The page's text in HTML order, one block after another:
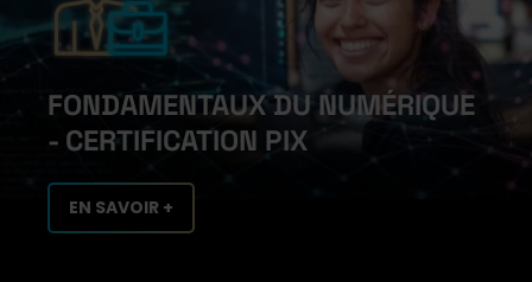
FONDAMENTAUX DU NUMÉRIQUE
- CERTIFICATION PIX
EN SAVOIR +